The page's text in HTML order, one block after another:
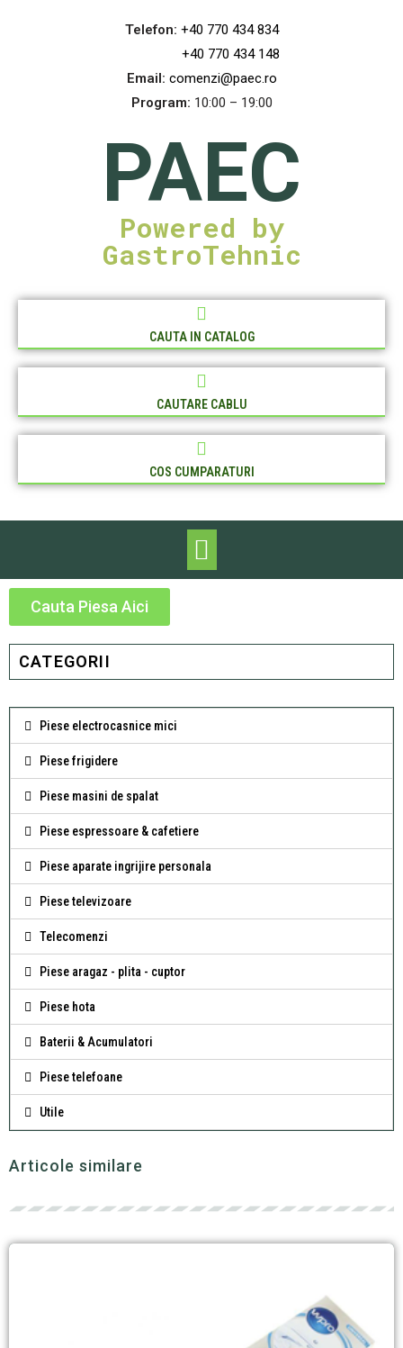
Telefon: +40 770 434 834
+40 770 434 148
Email: comenzi@paec.ro
Program: 10:00 – 19:00
PAEC
Powered by
GastroTehnic
CAUTA IN CATALOG
CAUTARE CABLU
COS CUMPARATURI
Cauta Piesa Aici
CATEGORII
Piese electrocasnice mici
Piese frigidere
Piese masini de spalat
Piese espressoare & cafetiere
Piese aparate ingrijire personala
Piese televizoare
Telecomenzi
Piese aragaz - plita - cuptor
Piese hota
Baterii & Acumulatori
Piese telefoane
Utile
Articole similare